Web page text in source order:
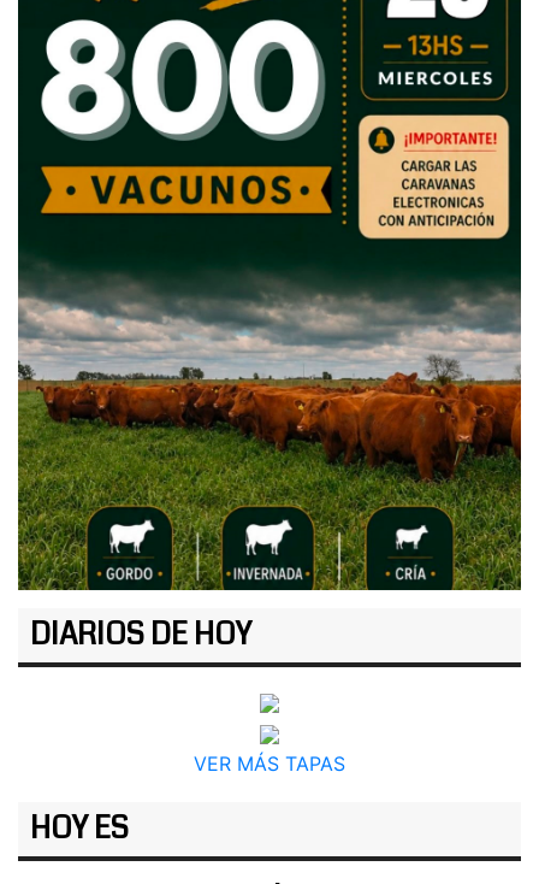
DIARIOS DE HOY
VER MÁS TAPAS
HOY ES